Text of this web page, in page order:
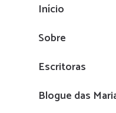
Início
Sobre
Escritoras
Blogue das